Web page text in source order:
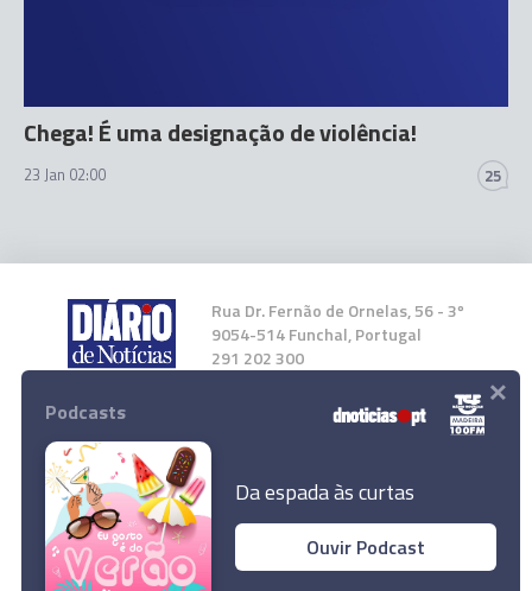
Chega! É uma designação de violência!
23 Jan 02:00 25
Rua Dr. Fernão de Ornelas, 56 - 3º
9054-514 Funchal, Portugal
291 202 300
Instale a nossa App
© 2024 Empresa Diário de Notícias, Lda.
Podcasts
Da espada às curtas
Ouvir Podcast
×